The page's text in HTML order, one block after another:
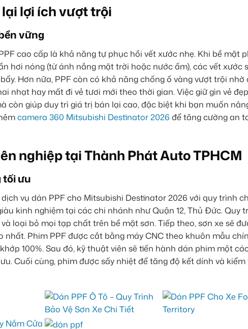
lợi ích vượt trội
vững
cao cấp là khả năng tự phục hồi vết xước nhẹ. Khi bề mặt
hơi nóng (từ ánh nắng mặt trời hoặc nước ấm), các vết xước
Hơn nữa, PPF còn có khả năng chống ố vàng vượt trội nhờ
nhạt hay mất đi vẻ tươi mới theo thời gian. Việc giữ gìn vẻ
còn giúp duy trì giá trị bán lại cao, đặc biệt khi bạn muốn
camera 360 Mitsubishi Destinator 2026 để tăng cường an
nghiệp tại Thành Phát Auto TPHCM
tối ưu
vụ dán PPF cho Mitsubishi Destinator 2026 với quy trình
kinh nghiệm tại các chi nhánh như Quận 12, Thủ Đức. Quy
loại bỏ mọi tạp chất trên bề mặt sơn. Tiếp theo, sơn xe sẽ
Phim PPF được cắt bằng máy CNC theo khuôn mẫu
100%. Sau đó, kỹ thuật viên sẽ tiến hành dán phim một
Cuối cùng, phim được sấy nhiệt để tăng độ kết dính và kiểm